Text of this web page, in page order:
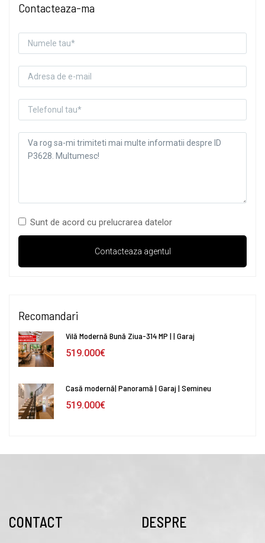
Contacteaza-ma
Sunt de acord cu prelucrarea datelor
Recomandari
Vilă Modernă Bună Ziua-314 MP | | Garaj
519.000€
Casă modernă| Panoramă | Garaj | Semineu
519.000€
CONTACT DESPRE